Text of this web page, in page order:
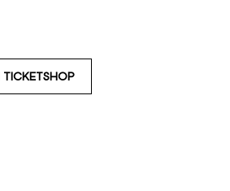
TICKETSHOP